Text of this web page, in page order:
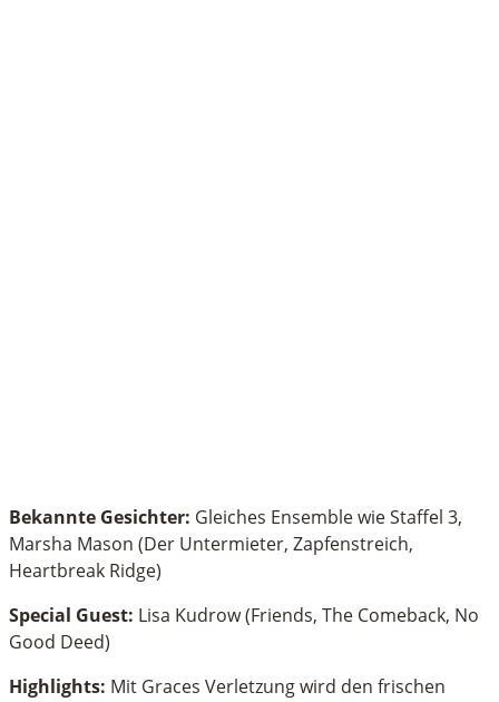
Bekannte Gesichter: Gleiches Ensemble wie Staffel 3,
Marsha Mason (Der Untermieter, Zapfenstreich,
Heartbreak Ridge)
Special Guest: Lisa Kudrow (Friends, The Comeback, No
Good Deed)
Highlights: Mit Graces Verletzung wird den frischen